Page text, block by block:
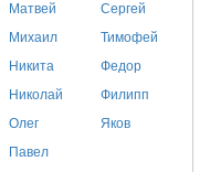
Матвей
Михаил
Никита
Николай
Олег
Павел
Сергей
Тимофей
Федор
Филипп
Яков